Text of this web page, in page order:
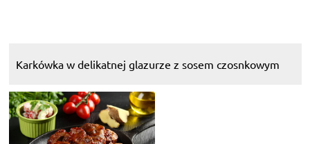
Karkówka w delikatnej glazurze z sosem czosnkowym